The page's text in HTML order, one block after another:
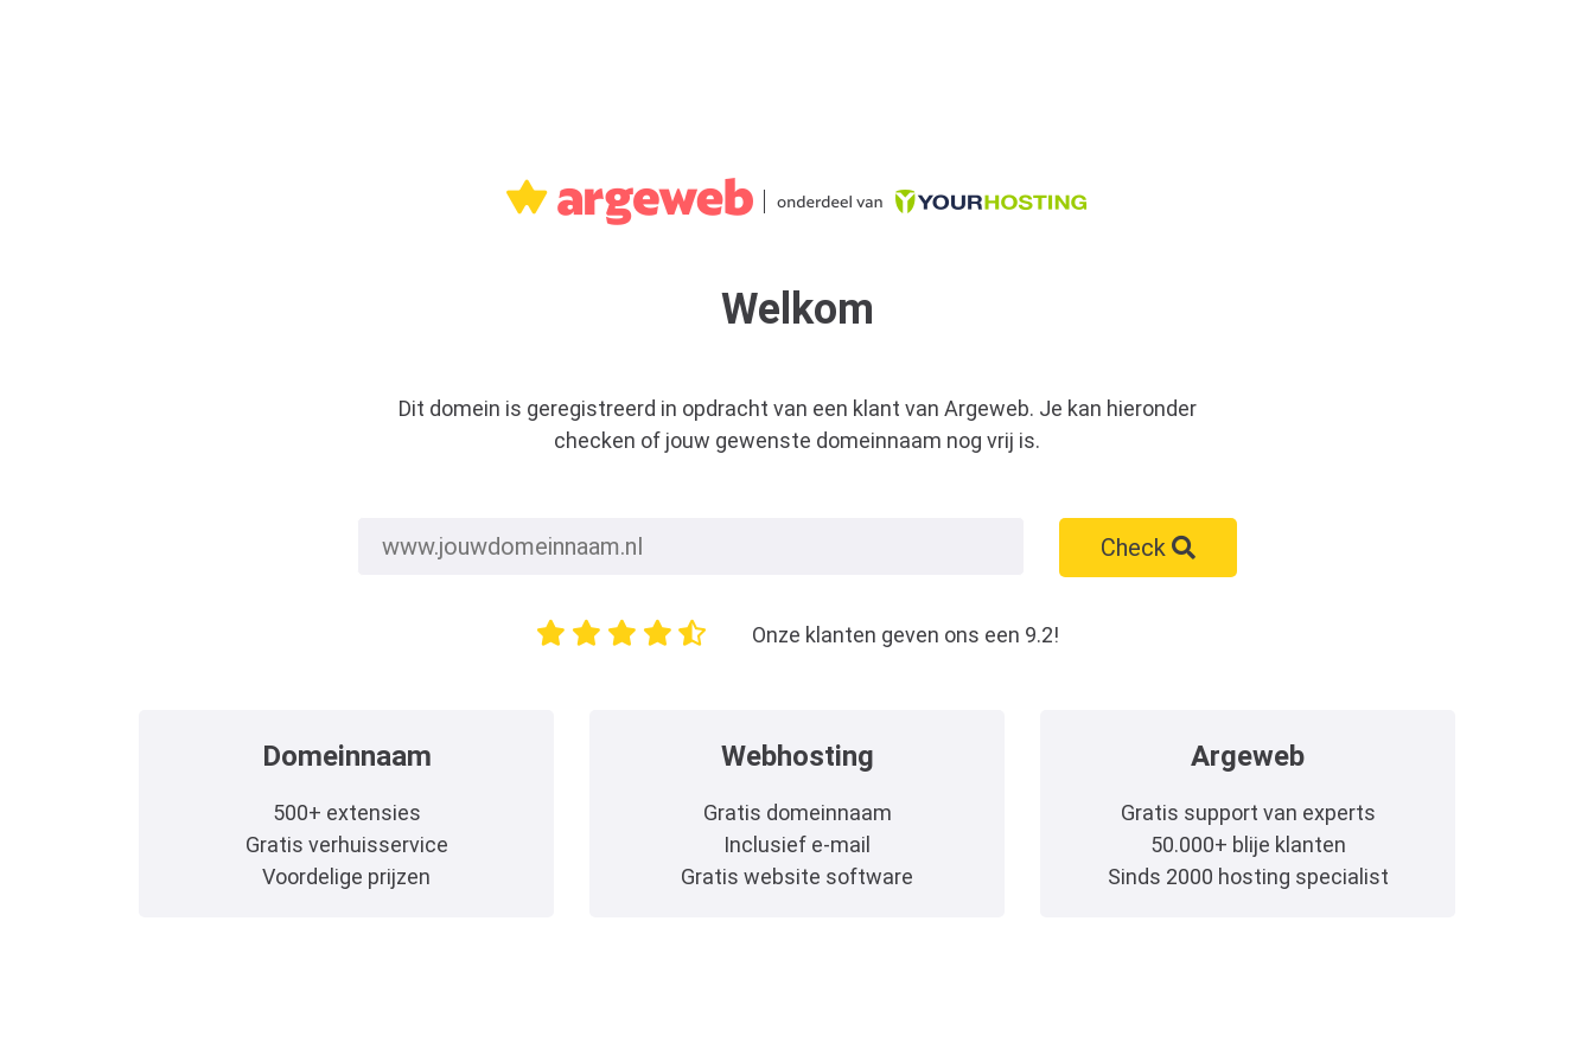
Welkom
Dit domein is geregistreerd in opdracht van een klant van Argeweb. Je kan hieronder
checken of jouw gewenste domeinnaam nog vrij is.
Check
Onze klanten geven ons een 9.2!
Domeinnaam
500+ extensies
Gratis verhuisservice
Voordelige prijzen
Webhosting
Gratis domeinnaam
Inclusief e-mail
Gratis website software
Argeweb
Gratis support van experts
50.000+ blije klanten
Sinds 2000 hosting specialist